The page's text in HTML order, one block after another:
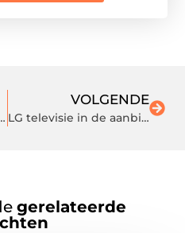
van uw huis
VOLGENDE
LG televisie in de aanbieding kopen
gerelateerde